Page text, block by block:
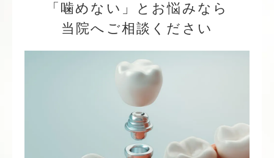
「噛めない」とお悩みなら
当院へご相談ください